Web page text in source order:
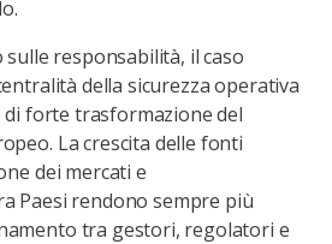
responsabilità, il caso
della sicurezza operativa
forte trasformazione del
La crescita delle fonti
dei mercati e
Paesi rendono sempre più
tra gestori, regolatori e